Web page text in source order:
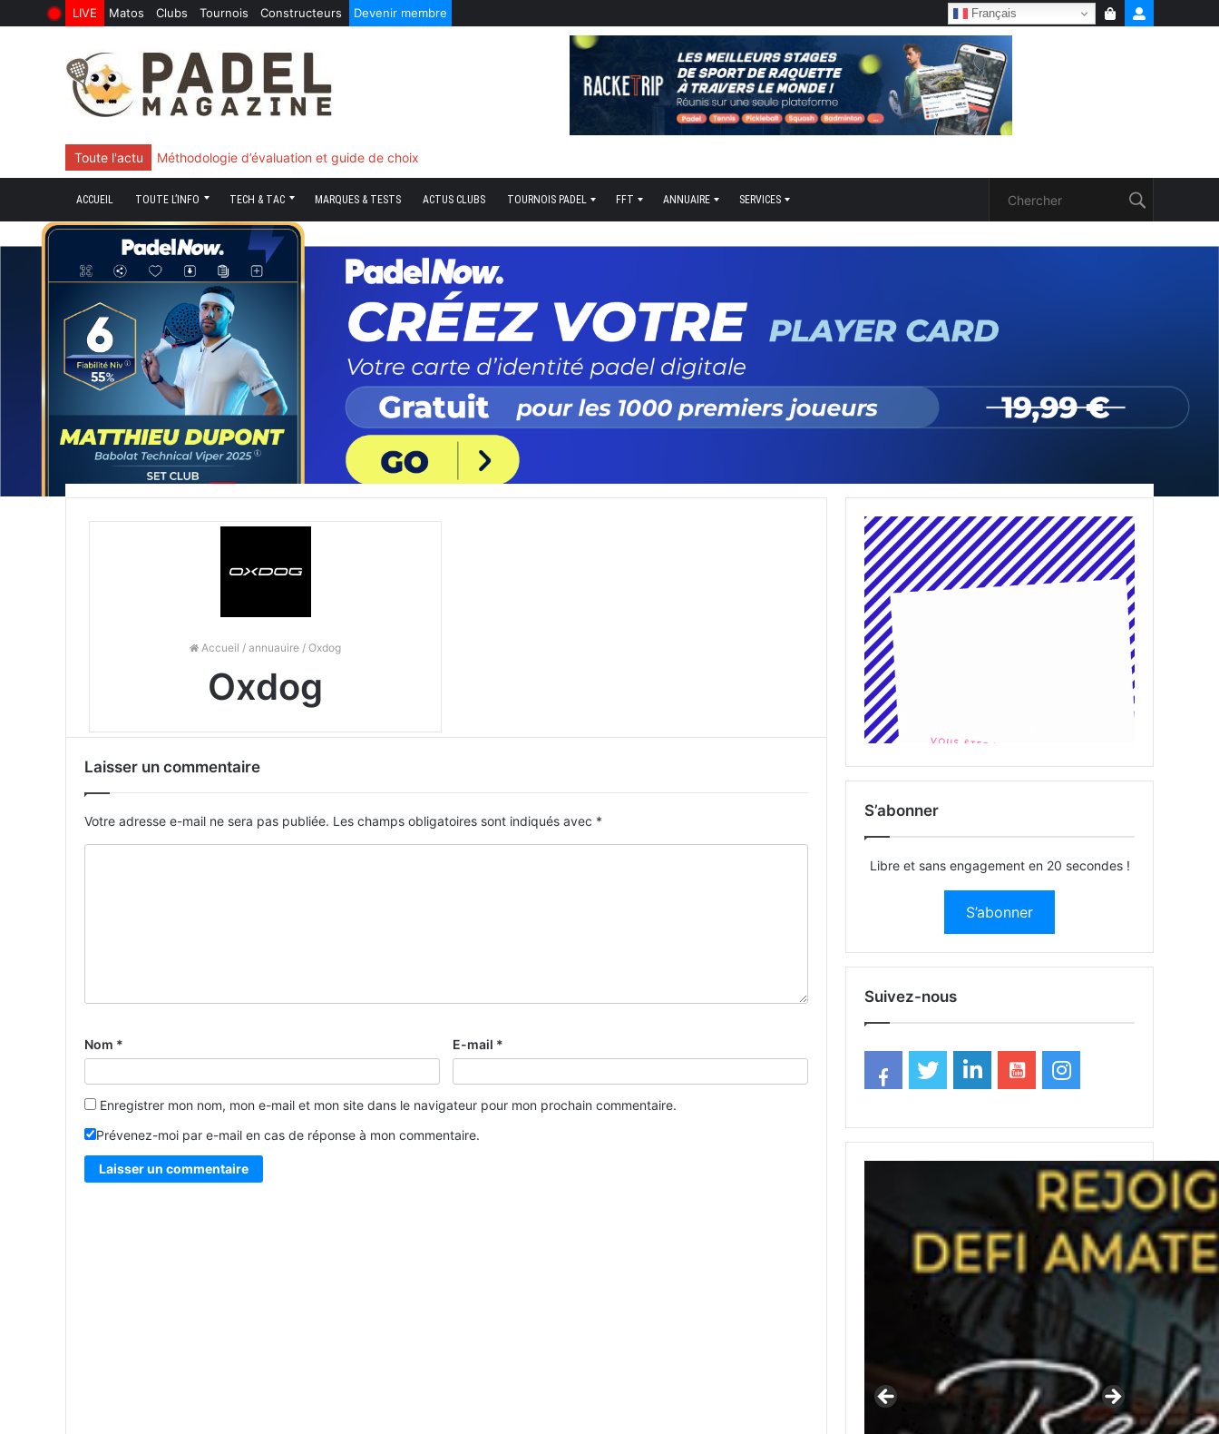
LIVE Matos Clubs Tournois Constructeurs Devenir membre Français
Toute l'actu Méthodologie d’évaluation et guide de choix
ACCUEIL TOUTE L’INFO TECH & TAC
10 Juin 2026
MARQUES & TESTS ACTUS CLUBS TOURNOIS PADEL FFT ANNUAIRE SERVICES
Accueil / annuauire / Oxdog
Oxdog
Laisser un commentaire
Votre adresse e-mail ne sera pas publiée. Les champs obligatoires sont indiqués avec *
Nom * E-mail *
Enregistrer mon nom, mon e-mail et mon site dans le navigateur pour mon prochain commentaire.
Prévenez-moi par e-mail en cas de réponse à mon commentaire.
S’abonner
Libre et sans engagement en 20 secondes !
S’abonner
Suivez-nous